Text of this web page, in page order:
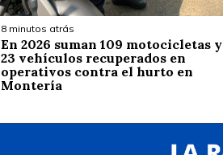
8 minutos atrás
En 2026 suman 109 motocicletas y
23 vehículos recuperados en
operativos contra el hurto en
Montería